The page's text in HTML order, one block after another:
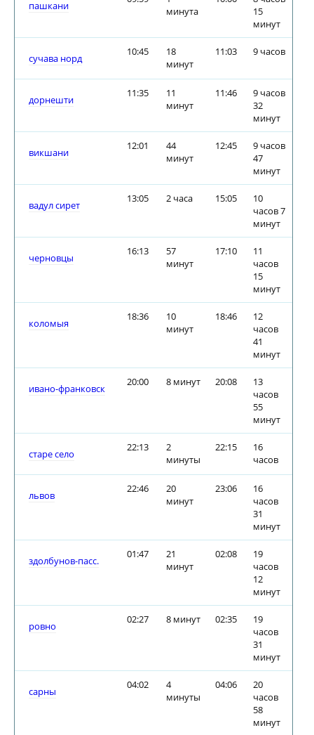
пашкани
минута
15
минут
сучава норд
10:45
18
минут
11:03 9 часов
дорнешти
11:35
11
минут
11:46
9 часов
32
минут
викшани
12:01
44
минут
12:45
9 часов
47
минут
вадул сирет
13:05 2 часа 15:05
10
часов 7
минут
черновцы
16:13
57
минут
17:10
11
часов
15
минут
коломыя
18:36
10
минут
18:46
12
часов
41
минут
ивано-франковск
20:00 8 минут 20:08
13
часов
55
минут
старе село
22:13
2
минуты
22:15
16
часов
львов
22:46
20
минут
23:06
16
часов
31
минут
здолбунов-пасс.
01:47
21
минут
02:08
19
часов
12
минут
ровно
02:27 8 минут 02:35
19
часов
31
минут
сарны
04:02
4
минуты
04:06
20
часов
58
минут